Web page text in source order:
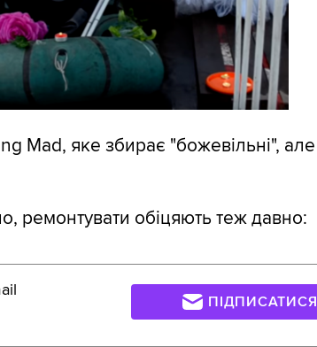
Mad, яке збирає "божевільні", але
ремонтувати обіцяють теж давно:
ПІДПИСАТИСЯ